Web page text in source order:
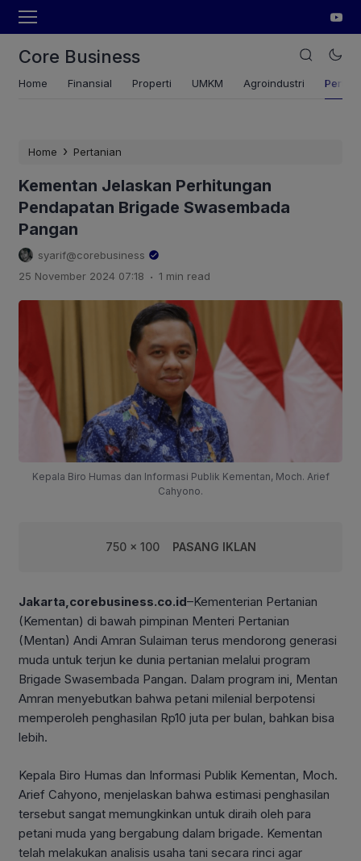
Core Business
Home Finansial Properti UMKM Agroindustri
Home › Pertanian
Kementan Jelaskan Perhitungan
Pendapatan Brigade Swasembada
Pangan
syarif@corebusiness
25 November 2024 07:18 . 1 min read
Kepala Biro Humas dan Informasi Publik Kementan, Moch. Arief
Cahyono.
750 x 100 PASANG IKLAN
Jakarta,corebusiness.co.id–Kementerian Pertanian
(Kementan) di bawah pimpinan Menteri Pertanian
(Mentan) Andi Amran Sulaiman terus mendorong generasi
muda untuk terjun ke dunia pertanian melalui program
Brigade Swasembada Pangan. Dalam program ini, Mentan
Amran menyebutkan bahwa petani milenial berpotensi
memperoleh penghasilan Rp10 juta per bulan, bahkan bisa
lebih.
Kepala Biro Humas dan Informasi Publik Kementan, Moch.
Arief Cahyono, menjelaskan bahwa estimasi penghasilan
tersebut sangat memungkinkan untuk diraih oleh para
petani muda yang bergabung dalam brigade. Kementan
telah melakukan analisis usaha tani secara rinci agar